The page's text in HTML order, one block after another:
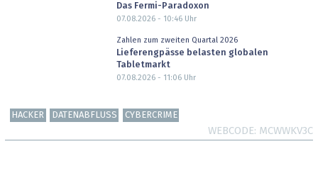
Das Fermi-Paradoxon
07.08.2026 - 10:46Uhr
Zahlen zum zweiten Quartal 2026
Lieferengpässe belasten globalen
Tabletmarkt
07.08.2026 - 11:06Uhr
HACKER DATENABFLUSS CYBERCRIME
WEBCODE MCWWKV3C